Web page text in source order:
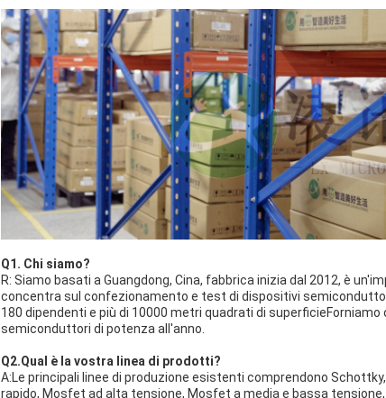
Q1. Chi siamo?
R: Siamo basati a Guangdong, Cina, fabbrica inizia dal 2012, è
concentra sul confezionamento e test di dispositivi
180 dipendenti e più di 10000 metri quadrati di
semiconduttori di potenza all'anno.
Q2.Qual è la vostra linea di prodotti?
A:Le principali linee di produzione esistenti comprendono
rapido, Mosfet ad alta tensione, Mosfet a media e bassa